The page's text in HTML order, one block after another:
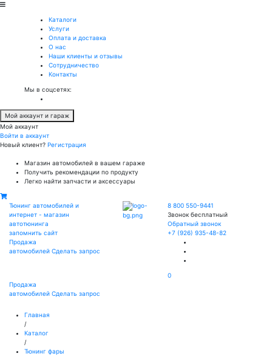
Каталоги
Услуги
Оплата и доставка
О нас
Наши клиенты и отзывы
Сотрудничество
Контакты
Мы в соцсетях:
Мой аккаунт и гараж
Мой аккаунт
Войти в аккаунт
Новый клиент? Регистрация
Магазин автомобилей в вашем гараже
Получить рекомендации по продукту
Легко найти запчасти и аксессуары
Тюнинг автомобилей и
интернет - магазин
автотюнинга
запомнить сайт
Продажа
автомобилей Сделать запрос
8 800 550-9441
Звонок бесплатный
Обратный звонок
+7 (926) 935-48-82
0
Продажа
автомобилей Сделать запрос
Главная
/
Каталог
/
Тюнинг фары